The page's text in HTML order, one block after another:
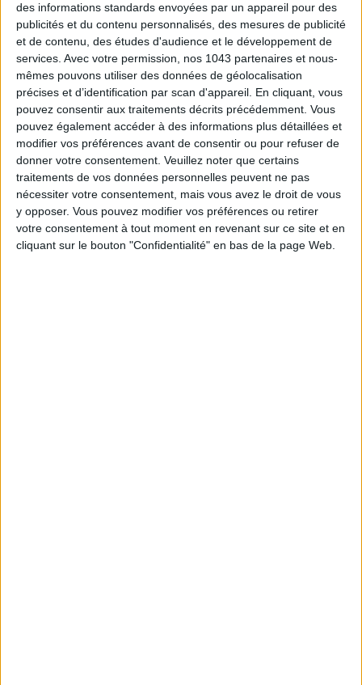
des informations standards envoyées par un appareil pour des
publicités et du contenu personnalisés, des mesures de publicité
et de contenu, des études d'audience et le développement de
services. Avec votre permission, nos 1043 partenaires et nous-
mêmes pouvons utiliser des données de géolocalisation
précises et d’identification par scan d'appareil. En cliquant, vous
pouvez consentir aux traitements décrits précédemment. Vous
pouvez également accéder à des informations plus détaillées et
modifier vos préférences avant de consentir ou pour refuser de
donner votre consentement. Veuillez noter que certains
traitements de vos données personnelles peuvent ne pas
nécessiter votre consentement, mais vous avez le droit de vous
y opposer. Vous pouvez modifier vos préférences ou retirer
votre consentement à tout moment en revenant sur ce site et en
cliquant sur le bouton "Confidentialité" en bas de la page Web.
THE BEST HOTELS FOR A SPA AND GASTRONOMY WEEKEND
THE MOST STYLISH LUGGAGE FOR TRAVELING IN STYLE